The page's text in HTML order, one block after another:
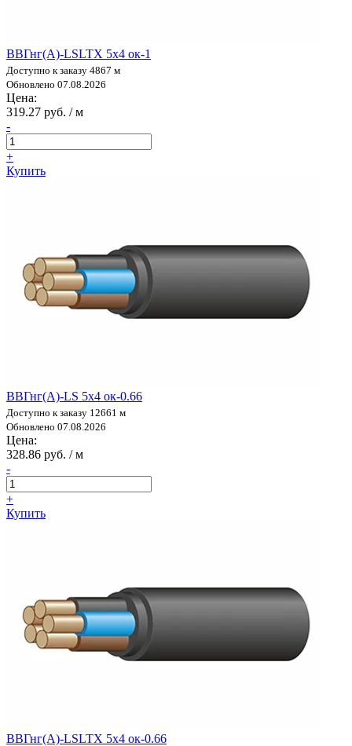
ВВГнг(А)-LSLTX 5х4 ок-1
Доступно к заказу 4867 м
Обновлено 07.08.2026
Цена:
319.27 руб. / м
-
+
Купить
ВВГнг(А)-LS 5х4 ок-0.66
Доступно к заказу 12661 м
Обновлено 07.08.2026
Цена:
328.86 руб. / м
-
+
Купить
ВВГнг(А)-LSLTX 5х4 ок-0.66